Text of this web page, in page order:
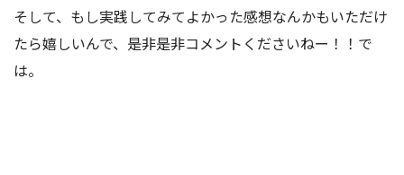
そして、もし実践してみてよかった感想なんかもいただけ
たら嬉しいんで、是非是非コメントくださいねー！！で
は。